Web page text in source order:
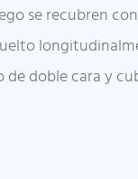
se recubren
doble cara y